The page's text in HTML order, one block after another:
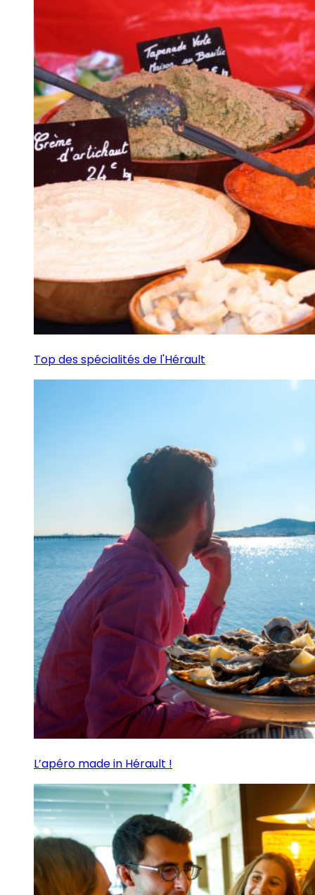
Top des spécialités de l'Hérault
L’apéro made in Hérault !